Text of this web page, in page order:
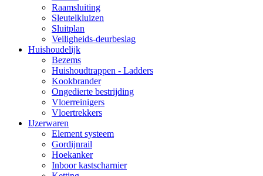
Raamsluiting
Sleutelkluizen
Sluitplan
Veiligheids-deurbeslag
Huishoudelijk
Bezems
Huishoudtrappen - Ladders
Kookbrander
Ongedierte bestrijding
Vloerreinigers
Vloertrekkers
IJzerwaren
Element systeem
Gordijnrail
Hoekanker
Inboor kastscharnier